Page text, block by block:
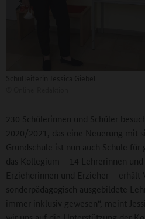
230 Schülerinnen und Schüler
2020/2021, das eine Neuerung mit
Grundschule ist nun auch Schule
das Kollegium – 14 Lehrerinnen
Erzieherinnen und Erzieher – erhält
sonderpädagogisch ausgebildete
immer inklusiv gewesen“, meint